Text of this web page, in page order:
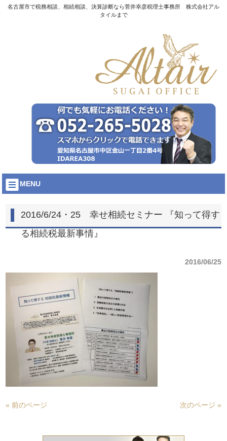
名古屋市で税務相談、相続相談、決算診断なら菅井幸彦税理士事務所 株式会社アル
タイルまで
MENU
2016/6/24・25 幸せ相続セミナー 『知って得す
る相続税最新事情』
2016/06/25
« 前のページ 次のページ »